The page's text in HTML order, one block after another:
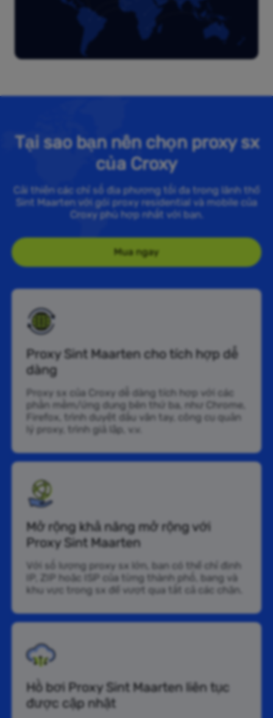
Tại sao bạn nên chọn proxy sx
của Croxy
Cải thiện các chỉ số địa phương tối đa trong lãnh thổ
Sint Maarten với gói proxy residential và mobile của
Croxy phù hợp nhất với bạn.
Mua ngay
Proxy Sint Maarten cho tích hợp dễ
dàng
Proxy sx của Croxy dễ dàng tích hợp với các
phần mềm/ứng dụng bên thứ ba, như Chrome,
Firefox, trình duyệt dấu vân tay, công cụ quản
lý proxy, trình giả lập, v.v.
Mở rộng khả năng mở rộng với
Proxy Sint Maarten
Với số lượng proxy sx lớn, bạn có thể chỉ định
IP, ZIP hoặc ISP của từng thành phố, bang và
khu vực trong sx để vượt qua tất cả các chặn.
Hồ bơi Proxy Sint Maarten liên tục
được cập nhật